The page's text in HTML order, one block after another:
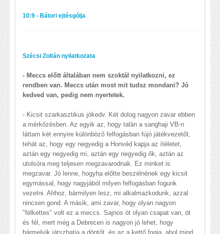
10:9 - Bátori ejtésgólja
Szécsi Zoltán nyilatkozata
- Meccs előtt általában nem szoktál nyilatkozni, ez
rendben van. Meccs után most mit tudsz mondani? Jó
kedved van, pedig nem nyertetek.
- Kicsit szarkasztikus jókedv. Két dolog nagyon zavar ebben
a mérkőzésben. Az egyik az, hogy talán a sanghaji VB-n
láttam két ennyire különböző felfogásban fújó játékvezetőt,
tehát az, hogy egy negyedig a Honvéd kapja az ítéletet,
aztán egy negyedig mi, aztán egy negyedig ők, aztán az
utolsóra meg teljesen megzavarodnak. Ez minket is
megzavar. Jó lenne, hogyha előtte beszélnének egy kicsit
egymással, hogy nagyjából milyen felfogásban fogunk
vezetni. Ahhoz, bármilyen lesz, mi alkalmazkodunk, azzal
nincsen gond. A másik, ami zavar, hogy olyan nagyon
"félkettes" volt ez a meccs. Sajnos öt olyan csapat van, öt
és fél, mert még a Debrecen is nagyon jó lehet, hogy
bármelyik játszhatja a döntőt, és az a kettő fogja, ahol mind